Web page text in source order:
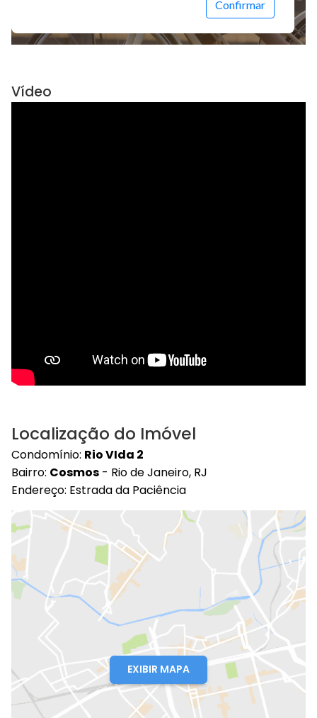
Vídeo
Localização do Imóvel
Condomínio: Rio VIda 2
Bairro: Cosmos - Rio de Janeiro, RJ
Endereço: Estrada da Paciência
EXIBIR MAPA